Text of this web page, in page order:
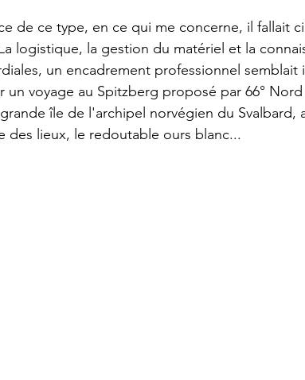
de ce type, en ce qui me concerne, il fallait
logistique, la gestion du matériel et la
un encadrement professionnel semblait
voyage au Spitzberg proposé par 66° Nord
île de l'archipel norvégien du Svalbard,
des lieux, le redoutable ours blanc...